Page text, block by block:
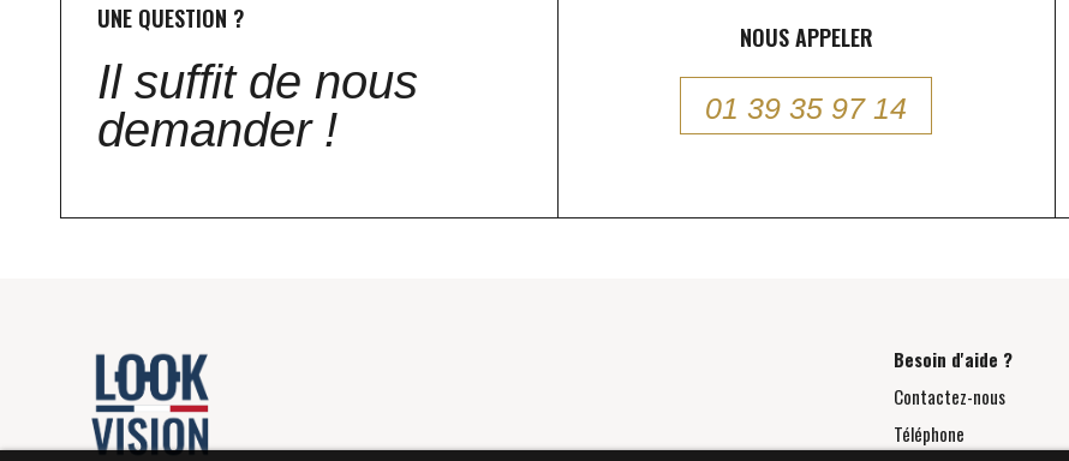
UNE QUESTION ?
Il suffit de nous
demander !
NOUS APPELER
01 39 35 97 14
Besoin d'aide ?
Contactez-nous
Téléphone